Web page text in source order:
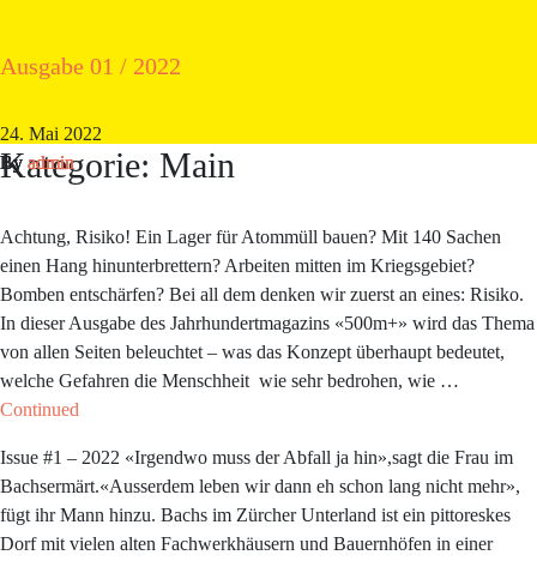
500
Kategorie: Main
Risiko
12. November 2025
By admin
Achtung, Risiko! Ein Lager für Atommüll bauen? Mit 140 Sachen
einen Hang hinunterbrettern? Arbeiten mitten im Kriegsgebiet?
Bomben entschärfen? Bei all dem denken wir zuerst an eines: Risiko.
In dieser Ausgabe des Jahrhundertmagazins «500m+» wird das Thema
von allen Seiten beleuchtet – was das Konzept überhaupt bedeutet,
welche Gefahren die Menschheit wie sehr bedrohen, wie …
Continued
500m+ | Der Jahrhundertpodcast
11. November 2024
By admin
Eine Reise in die Zukunft – Jahrhundertmagazin
6. September 2023
By admin
Ausgabe 01 / 2022
24. Mai 2022
By admin
Issue #1 – 2022 «Irgendwo muss der Abfall ja hin»,sagt die Frau im
Bachsermärt.«Ausserdem leben wir dann eh schon lang nicht mehr»,
fügt ihr Mann hinzu. Bachs im Zürcher Unterland ist ein pittoreskes
Dorf mit vielen alten Fachwerkhäusern und Bauernhöfen in einer